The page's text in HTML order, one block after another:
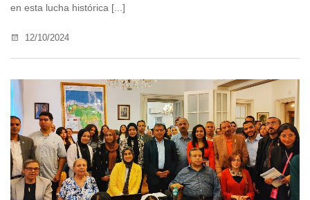
en esta lucha histórica [...]
12/10/2024